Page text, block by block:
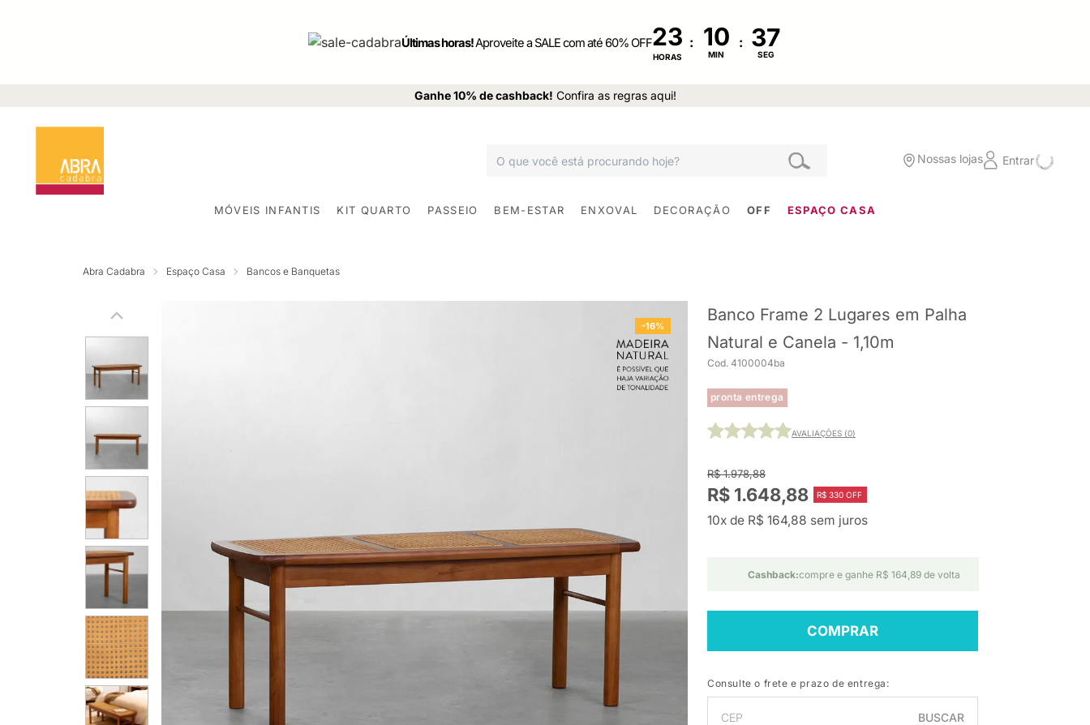
Últimas horas!Aproveite a SALE com até 60% OFF23
HORAS
:
MIN
:
SEG
Ganhe 10% de cashback! Confira as regras aqui!
Nossas lojas Entrar
MÓVEIS INFANTIS KIT QUARTO PASSEIO BEM-ESTAR ENXOVAL DECORAÇÃO OFF ESPAÇO CASA
Abra Cadabra Espaço Casa Bancos e Banquetas
-16%
Banco Frame 2 Lugares em Palha
Natural e Canela - 1,10m
Cod. 4100004ba
pronta entrega
AVALIAÇÕES (0)
R$ 1.978,88
R$ 1.648,88 R$ 330 OFF
10x de R$ 164,88 sem juros
Cashback:compre e ganhe R$ 164,89 de volta
COMPRAR
Consulte o frete e prazo de entrega:
BUSCAR